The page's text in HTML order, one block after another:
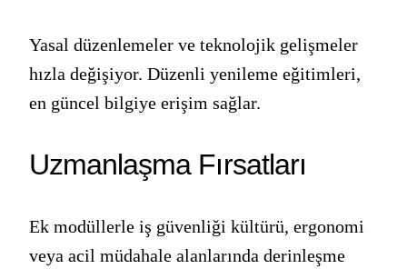
Yasal düzenlemeler ve teknolojik gelişmeler
hızla değişiyor. Düzenli yenileme eğitimleri,
en güncel bilgiye erişim sağlar.
Uzmanlaşma Fırsatları
Ek modüllerle iş güvenliği kültürü, ergonomi
veya acil müdahale alanlarında derinleşme